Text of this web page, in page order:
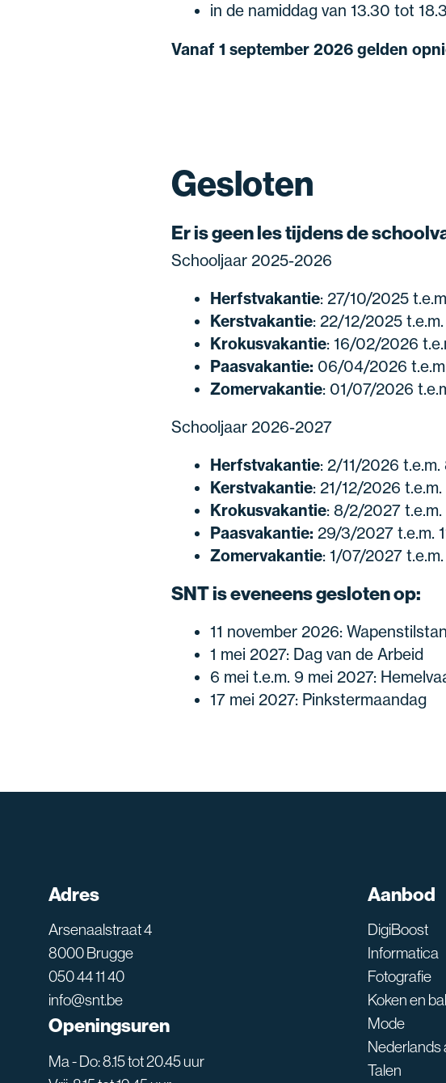
in de namiddag van 13.30 tot
Vanaf 1 september 2026 gelden
Gesloten
Er is geen les tijdens de
Schooljaar 2025-2026
Herfstvakantie: 27/10/2025
Kerstvakantie: 22/12/2025
Krokusvakantie: 16/02/2026
Paasvakantie: 06/04/2026
Zomervakantie: 01/07/2026
Schooljaar 2026-2027
Herfstvakantie: 2/11/2026
Kerstvakantie: 21/12/2026
Krokusvakantie: 8/2/2027
Paasvakantie: 29/3/2027 t.e.m.
Zomervakantie: 1/07/2027
SNT is eveneens gesloten op:
11 november 2026:
1 mei 2027: Dag van de Arbeid
6 mei t.e.m. 9 mei 2027:
17 mei 2027: Pinkstermaandag
Adres
Arsenaalstraat 4
8000 Brugge
050 44 11 40
info@snt.be
Openingsuren
Ma - Do: 8.15 tot 20.45 uur
Aanbod
DigiBoost
Informatica
Fotografie
Koken en
Mode
Nederlands
Talen